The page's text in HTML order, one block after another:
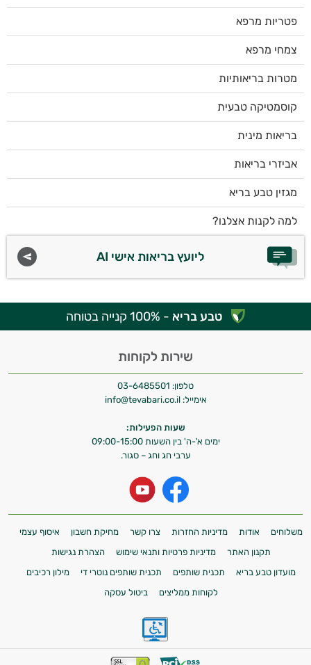
פטריות מרפא
צמחי מרפא
מטרות בריאותיות
קוסמטיקה טבעית
בריאות מינית
אביזרי בריאות
מגזין טבע בריא
למה לקנות אצלנו?
ליועץ בריאות אישי AI
טבע בריא - 100% קנייה בטוחה
שירות לקוחות
טלפון: 03-6485501
אימייל: info@tevabari.co.il
שעות הפעילות:
ימים א'-ה' בין השעות 09:00-15:00
ערבי חג וחג – סגור.
משלוחים אודות מדיניות החזרות צרו קשר מחיקת חשבון
איסוף עצמי
תקנון האתר
מדיניות פרטיות ותנאי שימוש
הצהרת נגישות
מועדון טבע בריא
תכנית שותפים תכנית שותפים נוטרי די
מילון רכיבים
לקוחות ממליצים
ביטול עסקה